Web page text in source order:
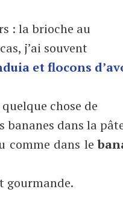
: la brioche au
j’ai souvent
et flocons
chose de
bananes dans la
comme dans le
gourmande.